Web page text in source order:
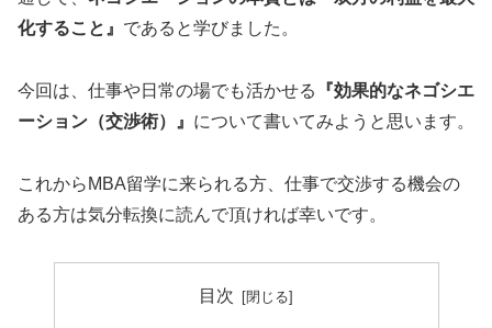
化すること』 であると学びました。
今回は、仕事や日常の場でも活かせる
『効果的なネゴシエ
ーション（交渉術）』 について書いてみようと思います。
これからMBA留学に来られる方、仕事で交渉する機会の
ある方は気分転換に読んで頂ければ幸いです。
目次